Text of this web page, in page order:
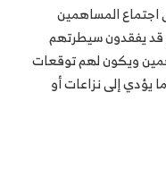
اجتماع المساهمين
قد يفقدون سيطرتهم
ويكون لهم توقعات
يؤدي إلى نزاعات أو